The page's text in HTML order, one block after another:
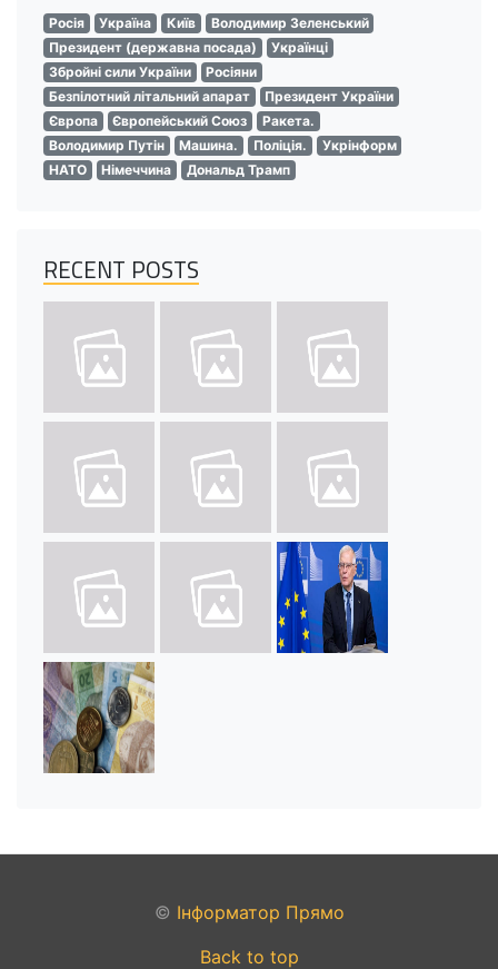
Росія Україна Київ
Володимир Зеленський
Президент (державна посада)
Українці
Збройні сили України
Росіяни
Безпілотний літальний апарат
Президент України
Європа
Європейський Союз
Ракета.
Володимир Путін
Машина. Поліція.
Укрінформ
НАТО
Німеччина Дональд Трамп
RECENT POSTS
© Інформатор Прямо
Back to top